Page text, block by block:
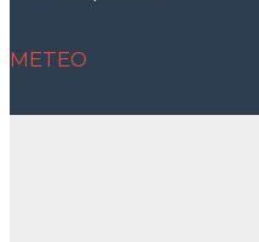
METEO